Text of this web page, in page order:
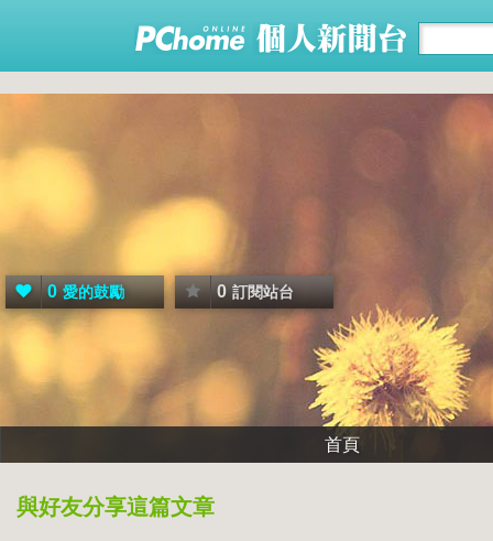
0 愛的鼓勵 0 訂閱站台
首頁
與好友分享這篇文章